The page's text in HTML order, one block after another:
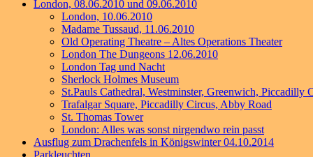
London, 08.06.2010 und 09.06.2010
London, 10.06.2010
Madame Tussaud, 11.06.2010
Old Operating Theatre – Altes Operations Theater
London The Dungeons 12.06.2010
London Tag und Nacht
Sherlock Holmes Museum
St.Pauls Cathedral, Westminster, Greenwich, Piccadilly
Trafalgar Square, Piccadilly Circus, Abby Road
St. Thomas Tower
London: Alles was sonst nirgendwo rein passt
Ausflug zum Drachenfels in Königswinter 04.10.2014
Parkleuchten